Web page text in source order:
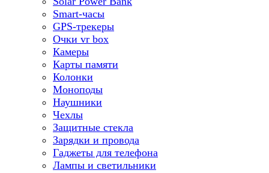
Smart-часы
GPS-трекеры
Очки vr box
Камеры
Карты памяти
Колонки
Моноподы
Наушники
Чехлы
Защитные стекла
Зарядки и провода
Гаджеты для телефона
Лампы и светильники